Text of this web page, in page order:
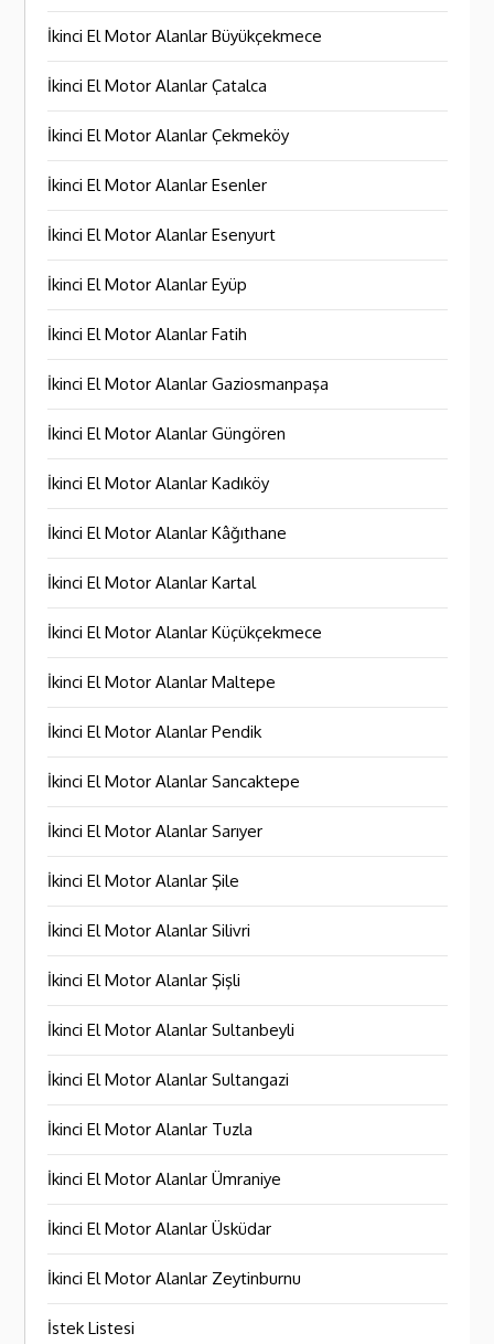
İkinci El Motor Alanlar Büyükçekmece
İkinci El Motor Alanlar Çatalca
İkinci El Motor Alanlar Çekmeköy
İkinci El Motor Alanlar Esenler
İkinci El Motor Alanlar Esenyurt
İkinci El Motor Alanlar Eyüp
İkinci El Motor Alanlar Fatih
İkinci El Motor Alanlar Gaziosmanpaşa
İkinci El Motor Alanlar Güngören
İkinci El Motor Alanlar Kadıköy
İkinci El Motor Alanlar Kâğıthane
İkinci El Motor Alanlar Kartal
İkinci El Motor Alanlar Küçükçekmece
İkinci El Motor Alanlar Maltepe
İkinci El Motor Alanlar Pendik
İkinci El Motor Alanlar Sancaktepe
İkinci El Motor Alanlar Sarıyer
İkinci El Motor Alanlar Şile
İkinci El Motor Alanlar Silivri
İkinci El Motor Alanlar Şişli
İkinci El Motor Alanlar Sultanbeyli
İkinci El Motor Alanlar Sultangazi
İkinci El Motor Alanlar Tuzla
İkinci El Motor Alanlar Ümraniye
İkinci El Motor Alanlar Üsküdar
İkinci El Motor Alanlar Zeytinburnu
İstek Listesi